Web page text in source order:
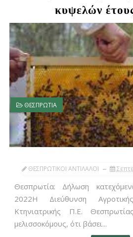
κυψελών
ΘΕΣΠΡΩΤΙΑ
ΘΕΣΠΡΩΤΙΚΟΙ ΑΝΤΙΛΑΛΟΙ
Θεσπρωτία: Δήλωση
2022Η Διεύθυνση
Κτηνιατρικής Π.Ε.
μελισσοκόμους, ότι βάσει...